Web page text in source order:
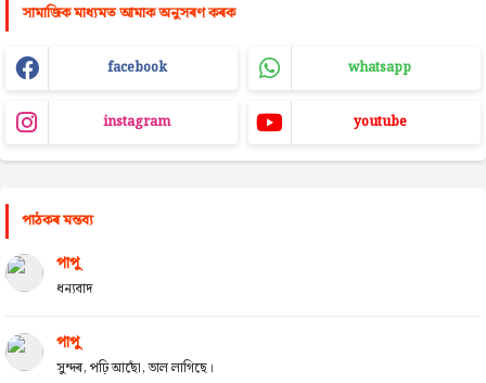
সামাজিক মাধ্যমত আমাক অনুসৰণ কৰক
facebook whatsapp
instagram youtube
পাঠকৰ মন্তব্য
পাপু
ধন্যবাদ
পাপু
সুন্দৰ, পঢ়ি আছোঁ, ভাল লাগিছে।